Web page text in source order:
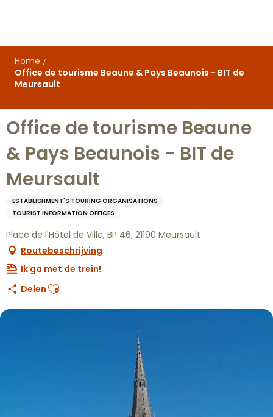
principal
Home
Office de tourisme Beaune & Pays Beaunois - BIT de
Meursault
Office de tourisme Beaune
& Pays Beaunois - BIT de
Meursault
ESTABLISHMENT'S TOURING ORGANISATIONS
TOURIST INFORMATION OFFICES
Place de l'Hôtel de Ville, BP 46, 21190 Meursault
Routebeschrijving
Ik ga met de trein!
Delen Ajouter aux favoris